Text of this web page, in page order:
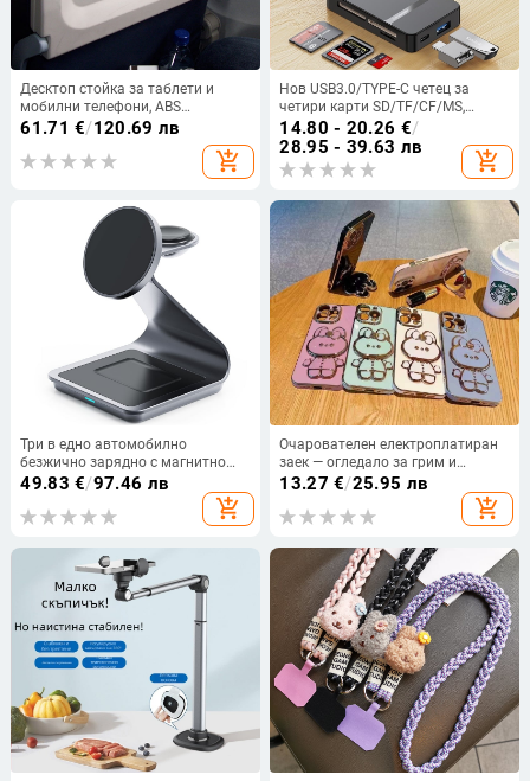
Десктоп стойка за таблети и
мобилни телефони, ABS
материал, персонализируем
дизайн, стил IP, неутрален бранд
61.71 €/120.69 лв
add_shopping_cart
Нов USB3.0/TYPE-C четец за
четири карти SD/TF/CF/MS,
многофункционален,
високоскоростен
14.80 - 20.26 €/
28.95 - 39.63 лв
add_shopping_cart
Три в едно автомобилно
безжично зарядно с магнитно
зареждане и меко светлинно
осветление, безжично зареждане
3–15W, обща мощност до 22W
49.83 €/97.46 лв
add_shopping_cart
Очарователен електроплатиран
заек — огледало за грим и
настолен държач за телефон,
13.27 €/25.95 лв
add_shopping_cart